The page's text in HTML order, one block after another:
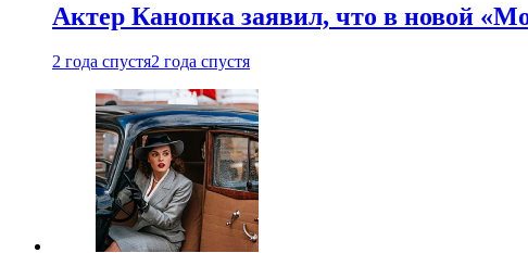
Актер Канопка заявил, что в новой
2 года спустя2 года спустя